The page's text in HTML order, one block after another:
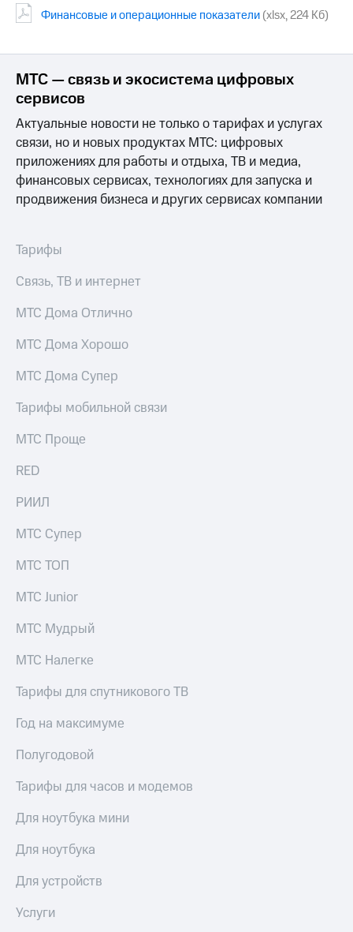
Интервью
Финансовая
отчетность
Контакты
Новости
Корпоративное
секретарь
Раскрытие
информации
Информация
акционерам
Документы
"МТС"
Акционерный
Контроль
аудит
акций
Описание
приобретения
Порядок
выкупа
акций
Дивиденды
Рынок
Еврооблигации-2023
о
именных
Финанcовые и операционные показатели(xlsx, 224 Кб)
МТС — связь и экосистема цифровых
сервисов
Актуальные новости не только о тарифах и услугах
связи, но и новых продуктах МТС: цифровых
приложениях для работы и отдыха, ТВ и медиа,
финансовых сервисах, технологиях для запуска и
продвижения бизнеса и других сервисах компании
Тарифы
Связь, ТВ и интернет
МТС Дома Отлично
МТС Дома Хорошо
МТС Дома Супер
Тарифы мобильной связи
МТС Проще
RED
РИИЛ
МТС Супер
МТС ТОП
МТС Junior
МТС Мудрый
МТС Налегке
Тарифы для спутникового ТВ
Год на максимуме
Полугодовой
Тарифы для часов и модемов
Для ноутбука мини
Для ноутбука
Для устройств
Услуги